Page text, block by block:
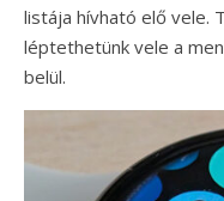
listája hívható elő vele.
léptethetünk vele a
belül.